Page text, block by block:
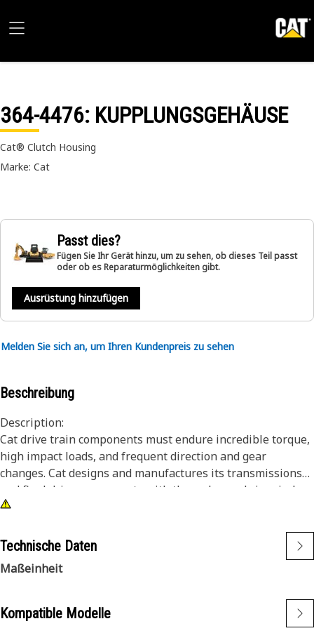
364-4476: KUPPLUNGSGEHÄUSE
Cat® Clutch Housing
Marke: Cat
Passt dies?
Fügen Sie Ihr Gerät hinzu, um zu sehen, ob dieses Teil passt
oder ob es Reparaturmöglichkeiten gibt.
Ausrüstung hinzufügen
Melden Sie sich an, um Ihren Kundenpreis zu sehen
Beschreibung
Description:
Cat drive train components must endure incredible torque,
high impact loads, and frequent direction and gear
changes. Cat designs and manufactures its transmissions
and final drive components with these demands in mind.
The result is a drive train that lasts longer and works
provide a durable housing for clutch components in the
Cast iron clutch housing
Technische Daten
Maßeinheit
Kompatible Modelle